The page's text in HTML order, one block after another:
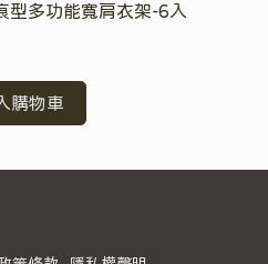
型多功能寬肩衣架-6入
購物車